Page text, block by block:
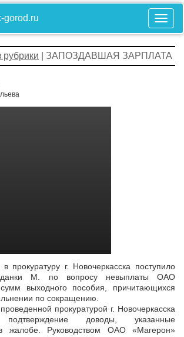
gorod.ru
рубрики | ЗАПОЗДАВШАЯ ЗАРПЛАТА
прокуратуру г. Новочеркасска поступило
М. по вопросу невыплаты ОАО
выходного пособия, причитающихся
по сокращению.
прокуратурой г. Новочеркасска
доводы, указанные
в жалобе. Руководством ОАО «Магерон»